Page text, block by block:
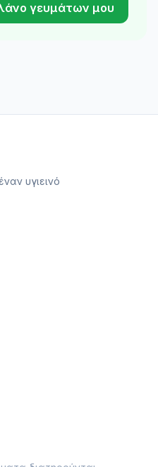
γευμάτων μου
υγιεινό